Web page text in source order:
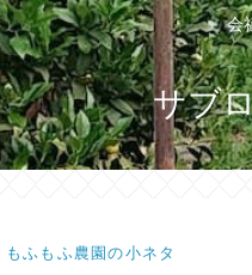
会
サブ
もふもふ農園の小ネタ